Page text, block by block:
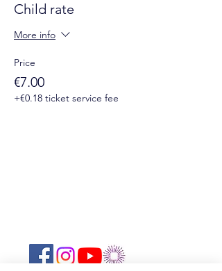
Child rate
More info
Price
€7.00
+€0.18 ticket service fee